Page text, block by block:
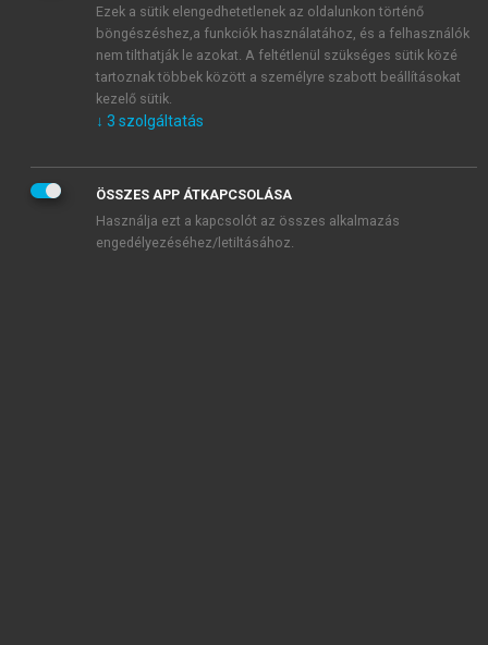
veszem és elfogadom.
Általános vásárlási feltételeket, valamint a szotar.netés a
mersz.huoldalak licencszerződéseiben foglaltakat
tudomásul veszem és elfogadom.
KIPRÓBÁLOM
Ezek a sütik elengedhetetlenek az oldalunkon történő
böngészéshez,a funkciók használatához, és a felhasználók
nem tilthatják le azokat. A feltétlenül szükséges sütik közé
tartoznak többek között a személyre szabott beállításokat
kezelő sütik.
↓ 3 szolgáltatás
ÖSSZES APP ÁTKAPCSOLÁSA
Használja ezt a kapcsolót az összes alkalmazás
engedélyezéséhez/letiltásához.